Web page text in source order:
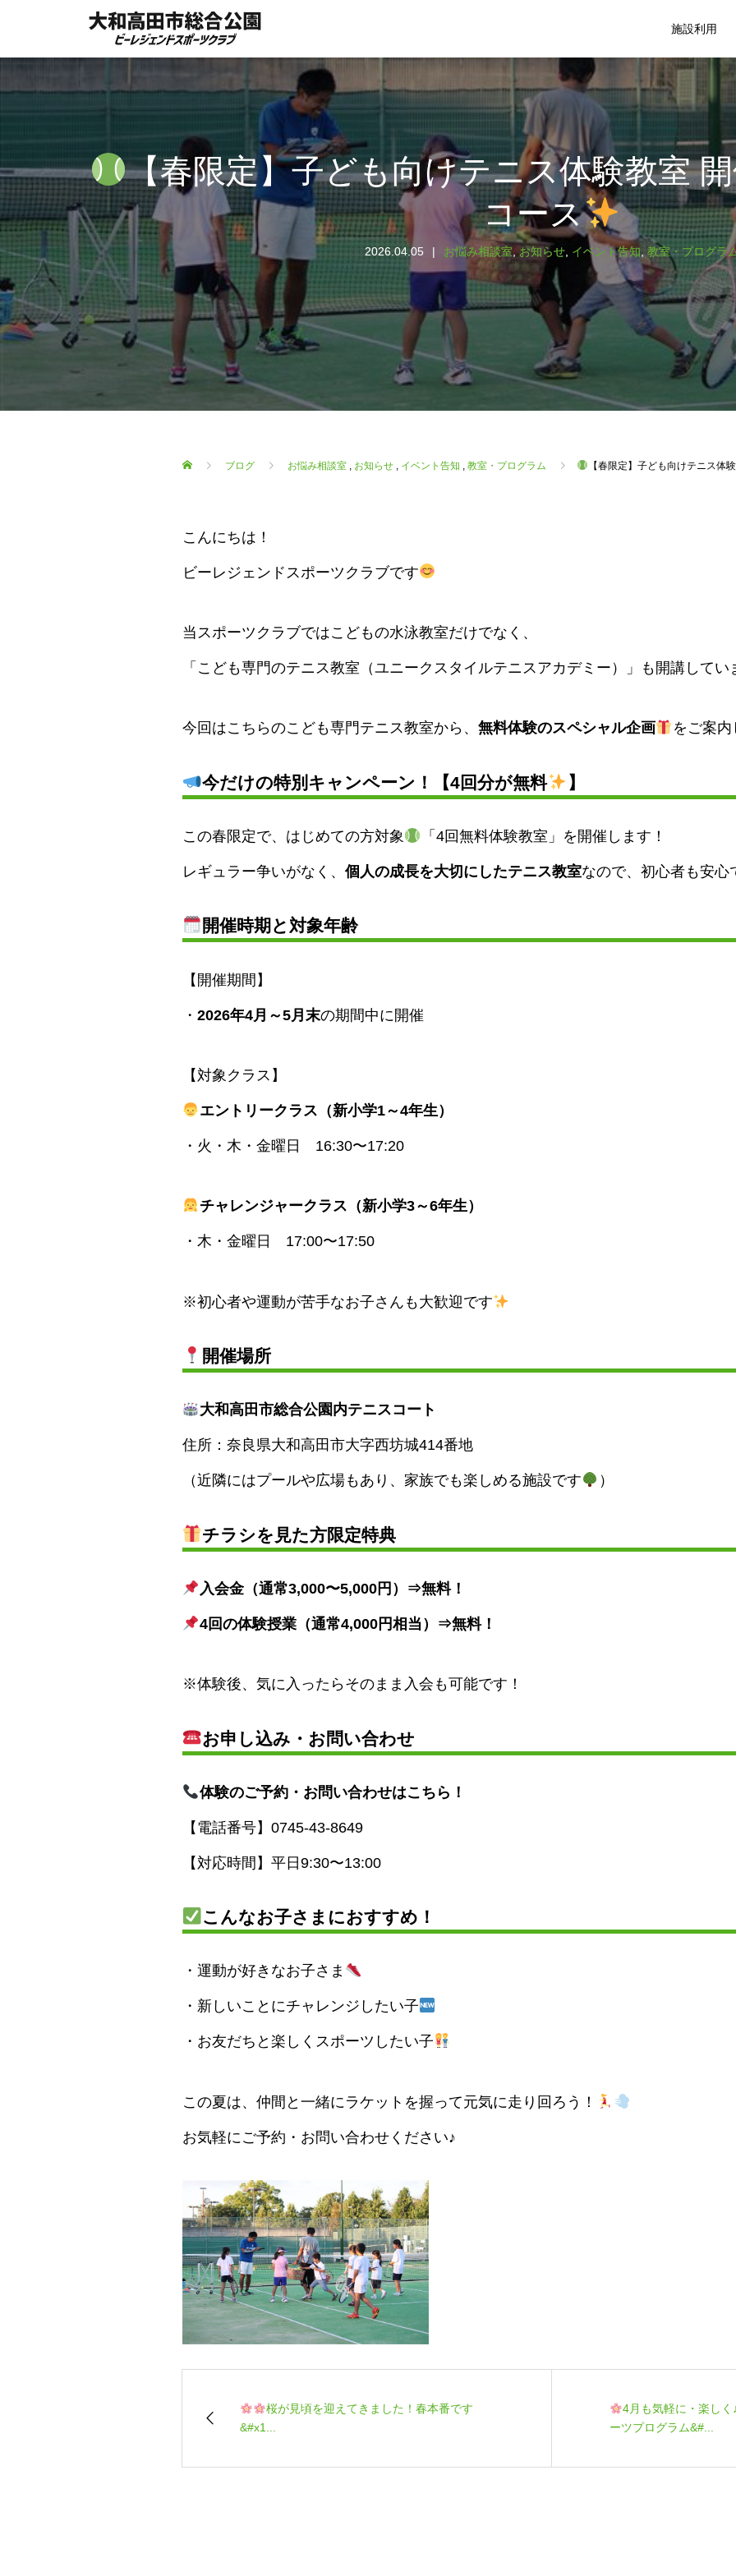
施設利用
【春限定】子ども向けテニス体験教室
コース
2026.04.05 お悩み相談室,お知らせ イベント告知, 教室・プログラ
ブログ お悩み相談室 お知らせ イベント告知 教室・プログラム 【春限定】子ども向けテニス体
こんにちは！
ビーレジェンドスポーツクラブです
当スポーツクラブではこどもの水泳教室だけでなく、
「こども専門のテニス教室（ユニークスタイルテニスアカデミー）」も開講してい
今回はこちらのこども専門テニス教室から、 無料体験のスペシャル企画 をご案
今だけの特別キャンペーン！【4回分が無料 】
この春限定で、はじめての方対象 「4回無料体験教室」を開催します！
レギュラー争いがなく、 個人の成長を大切にしたテニス教室なので、初心者も安心
開催時期と対象年齢
【開催期間】
・ 2026年4月～5月末の期間中に開催
【対象クラス】
エントリークラス（新小学1～4年生）
・火・木・金曜日 16:30〜17:20
チャレンジャークラス（新小学3～6年生）
・木・金曜日 17:00〜17:50
※初心者や運動が苦手なお子さんも大歓迎です
開催場所
大和高田市総合公園内テニスコート
住所：奈良県大和高田市大字西坊城414番地
（近隣にはプールや広場もあり、家族でも楽しめる施設です ）
チラシを見た方限定特典
入会金（通常3,000〜5,000円）⇒無料！
4回の体験授業（通常4,000円相当）⇒無料！
※体験後、気に入ったらそのまま入会も可能です！
お申し込み・お問い合わせ
体験のご予約・お問い合わせはこちら！
【電話番号】0745-43-8649
【対応時間】平日9:30〜13:00
こんなお子さまにおすすめ！
・運動が好きなお子さま
・新しいことにチャレンジしたい子
・お友だちと楽しくスポーツしたい子
この夏は、仲間と一緒にラケットを握って元気に走り回ろう！
お気軽にご予約・お問い合わせください♪
桜が見頃を迎えてきました！春本番です
&#x1...
4月も気軽に・楽し
ーツプログラム&#...